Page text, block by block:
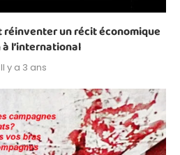
réinventer un récit économique
l’international
Il y a 3 ans